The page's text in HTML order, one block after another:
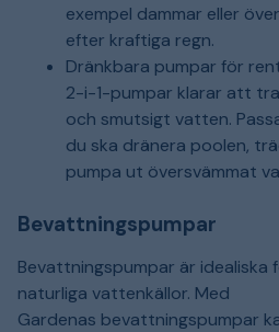
exempel dammar eller
efter kraftiga regn.
Dränkbara pumpar för
2-i-1-pumpar klarar att
och smutsigt vatten.
du ska dränera poolen,
pumpa ut översvämmat
Bevattningspumpar
Bevattningspumpar är idealiska
naturliga vattenkällor. Med
Gardenas bevattningspumpar